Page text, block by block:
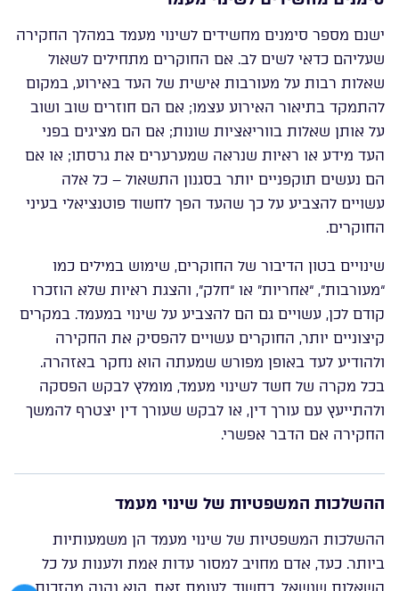
ישנם מספר סימנים מחשידים לשינוי מעמד במהלך החקירה
שעליהם כדאי לשים לב. אם החוקרים מתחילים לשאול
שאלות רבות על מעורבות אישית של העד באירוע, במקום
להתמקד בתיאור האירוע עצמו; אם הם חוזרים שוב ושוב
על אותן שאלות בווריאציות שונות; אם הם מציגים בפני
העד מידע או ראיות שנראה שמערערים את גרסתו; או אם
הם נעשים תוקפניים יותר בסגנון התשאול – כל אלה
עשויים להצביע על כך שהעד הפך לחשוד פוטנציאלי בעיני
החוקרים.
שינויים בטון הדיבור של החוקרים, שימוש במילים כמו
“מעורבות”, “אחריות” או “חלק”, והצגת ראיות שלא הוזכרו
קודם לכן, עשויים גם הם להצביע על שינוי במעמד. במקרים
קיצוניים יותר, החוקרים עשויים להפסיק את החקירה
ולהודיע לעד באופן מפורש שמעתה הוא נחקר באזהרה.
בכל מקרה של חשד לשינוי מעמד, מומלץ לבקש הפסקה
ולהתייעץ עם עורך דין, או לבקש שעורך דין יצטרף להמשך
החקירה אם הדבר אפשרי.
ההשלכות המשפטיות של שינוי מעמד
ההשלכות המשפטיות של שינוי מעמד הן משמעותיות
ביותר. כעד, אדם מחויב למסור עדות אמת ולענות על כל